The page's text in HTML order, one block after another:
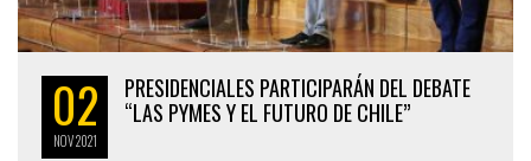
02
NOV2021
PRESIDENCIALES PARTICIPARÁN DEL DEBATE
“LAS PYMES Y EL FUTURO DE CHILE”